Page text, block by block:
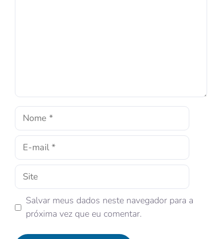
Salvar meus dados neste navegador para a
próxima vez que eu comentar.